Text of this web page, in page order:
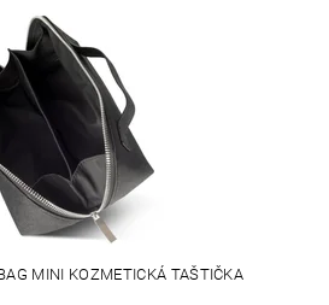
MINI KOZMETICKÁ TAŠTIČKA